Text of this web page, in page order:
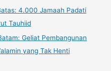
4.000 Jamaah Padati
Tauhiid
Geliat Pembangunan
yang Tak Henti